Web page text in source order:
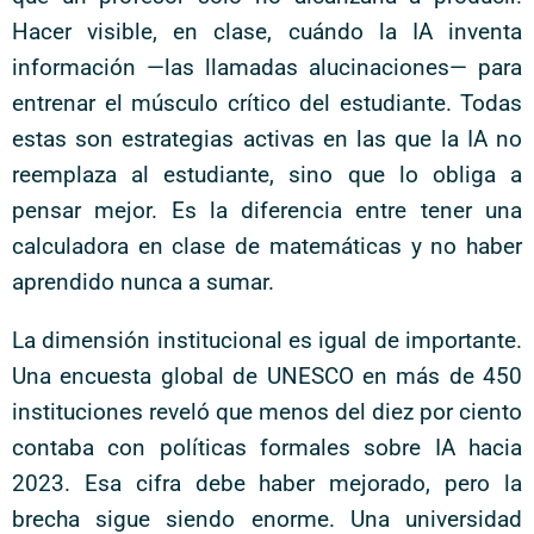
Hacer visible, en clase, cuándo la IA inventa
información —las llamadas alucinaciones— para
entrenar el músculo crítico del estudiante. Todas
estas son estrategias activas en las que la IA no
reemplaza al estudiante, sino que lo obliga a
pensar mejor. Es la diferencia entre tener una
calculadora en clase de matemáticas y no haber
aprendido nunca a sumar.
La dimensión institucional es igual de importante.
Una encuesta global de UNESCO en más de 450
instituciones reveló que menos del diez por ciento
contaba con políticas formales sobre IA hacia
2023. Esa cifra debe haber mejorado, pero la
brecha sigue siendo enorme. Una universidad